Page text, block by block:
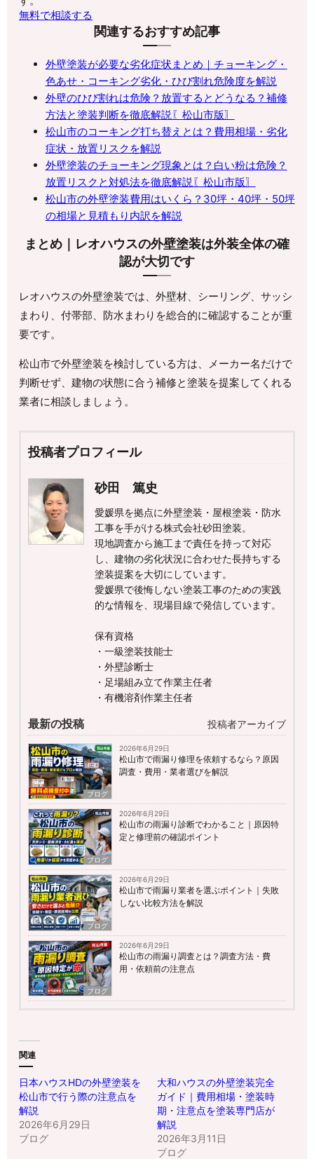
無料で相談する
関連するおすすめ記事
外壁塗装が必要な劣化症状まとめ｜チョーキング・
色あせ・コーキング劣化・ひび割れ危険度を解説
外壁のひび割れは危険？放置するとどうなる？補修
方法と塗装判断を徹底解説〖松山市版〗
松山市のコーキング打ち替えとは？費用相場・劣化
症状・放置リスクを解説
外壁塗装のチョーキング現象とは？白い粉は危険？
放置リスクと対処法を徹底解説〖松山市版〗
松山市の外壁塗装費用はいくら？30坪・40坪・50坪
の相場と見積もり内訳を解説
まとめ｜レオハウスの外壁塗装は外装全体の確
認が大切です
レオハウスの外壁塗装では、外壁材、シーリング、サッシ
まわり、付帯部、防水まわりを総合的に確認することが重
要です。
松山市で外壁塗装を検討している方は、メーカー名だけで
判断せず、建物の状態に合う補修と塗装を提案してくれる
業者に相談しましょう。
投稿者プロフィール
砂田 篤史
愛媛県を拠点に外壁塗装・屋根塗装・防水
工事を手がける株式会社砂田塗装。
現地調査から施工まで責任を持って対応
し、建物の劣化状況に合わせた長持ちする
塗装提案を大切にしています。
愛媛県で後悔しない塗装工事のための実践
的な情報を、現場目線で発信しています。
保有資格
・一級塗装技能士
・外壁診断士
・足場組み立て作業主任者
・有機溶剤作業主任者
最新の投稿 投稿者アーカイブ
ブログ
2026年6月29日
松山市で雨漏り修理を依頼するなら？原因
調査・費用・業者選びを解説
ブログ
2026年6月29日
松山市の雨漏り診断でわかること｜原因特
定と修理前の確認ポイント
ブログ
2026年6月29日
松山市で雨漏り業者を選ぶポイント｜失敗
しない比較方法を解説
ブログ
2026年6月29日
松山市の雨漏り調査とは？調査方法・費
用・依頼前の注意点
関連
日本ハウスHDの外壁塗装を
松山市で行う際の注意点を
解説
2026年6月29日
ブログ
大和ハウスの外壁塗装完全
ガイド｜費用相場・塗装時
期・注意点を塗装専門店が
解説
2026年3月11日
ブログ